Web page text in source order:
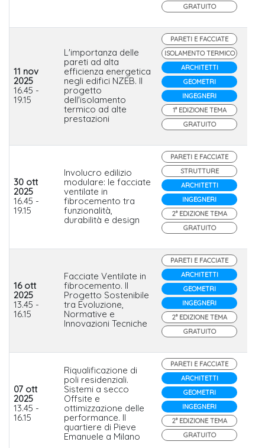
GRATUITO
11 nov
2025
16.45 -
19.15
L'importanza delle
pareti ad alta
efficienza energetica
negli edifici NZEB. Il
progetto
dell'isolamento
termico ad alte
prestazioni
PARETI E FACCIATE
ISOLAMENTO TERMICO
ARCHITETTI
GEOMETRI
INGEGNERI
1° EDIZIONE TEMA
GRATUITO
30 ott
2025
16.45 -
19.15
Involucro edilizio
modulare: le facciate
ventilate in
fibrocemento tra
funzionalità,
durabilità e design
PARETI E FACCIATE
STRUTTURE
ARCHITETTI
INGEGNERI
2° EDIZIONE TEMA
GRATUITO
16 ott
2025
13.45 -
16.15
Facciate Ventilate in
fibrocemento. Il
Progetto Sostenibile
tra Evoluzione,
Normative e
Innovazioni Tecniche
PARETI E FACCIATE
ARCHITETTI
GEOMETRI
INGEGNERI
2° EDIZIONE TEMA
GRATUITO
07 ott
2025
13.45 -
16.15
Riqualificazione di
poli residenziali.
Sistemi a secco
Offsite e
ottimizzazione delle
performance. Il
quartiere di Pieve
Emanuele a Milano
PARETI E FACCIATE
ARCHITETTI
GEOMETRI
INGEGNERI
2° EDIZIONE TEMA
GRATUITO